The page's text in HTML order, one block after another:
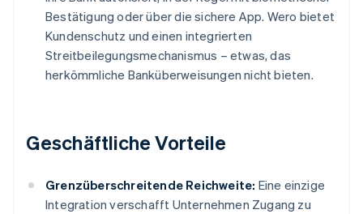
Bestätigung oder über die sichere App. Wero bietet
Kundenschutz und einen integrierten
Streitbeilegungsmechanismus – etwas, das
herkömmliche Banküberweisungen nicht bieten.
Geschäftliche Vorteile
Grenzüberschreitende Reichweite: Eine einzige
Integration verschafft Unternehmen Zugang zu